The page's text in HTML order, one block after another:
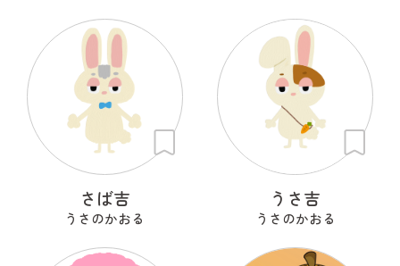
さば吉
うさのかおる
うさ吉
うさのかおる